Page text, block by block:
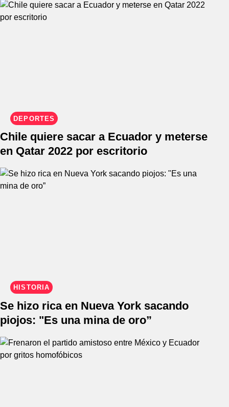
DEPORTES
Chile quiere sacar a Ecuador y meterse
en Qatar 2022 por escritorio
HISTORIA
Se hizo rica en Nueva York sacando
piojos: "Es una mina de oro”